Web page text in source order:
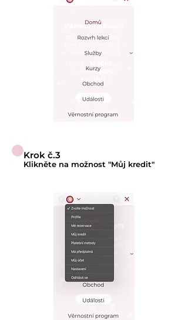
Krok č.3
Klikněte na možnost "Můj kredit"